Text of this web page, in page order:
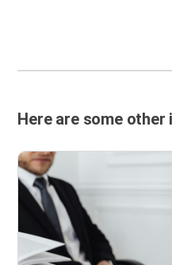
Here are some